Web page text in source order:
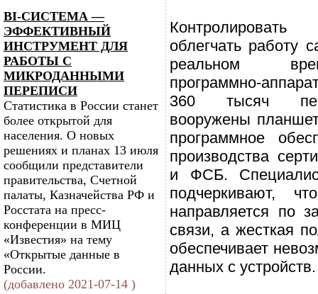
BI-СИСТЕМА —
ЭФФЕКТИВНЫЙ
ИНСТРУМЕНТ ДЛЯ
РАБОТЫ С
МИКРОДАННЫМИ
ПЕРЕПИСИ
Статистика в России станет
более открытой для
населения. О новых
решениях и планах 13 июля
сообщили представители
правительства, Счетной
палаты, Казначейства РФ и
Росстата на пресс-
конференции в МИЦ
«Известия» на тему
«Открытые данные в
России.
(добавлено 2021-07-14 )
облегчать работу
реальном
программно-
360 тысяч
вооружены
программное
производства
и ФСБ.
подчеркивают,
направляется по
связи, а жесткая
обеспечивает
данных с устройств.